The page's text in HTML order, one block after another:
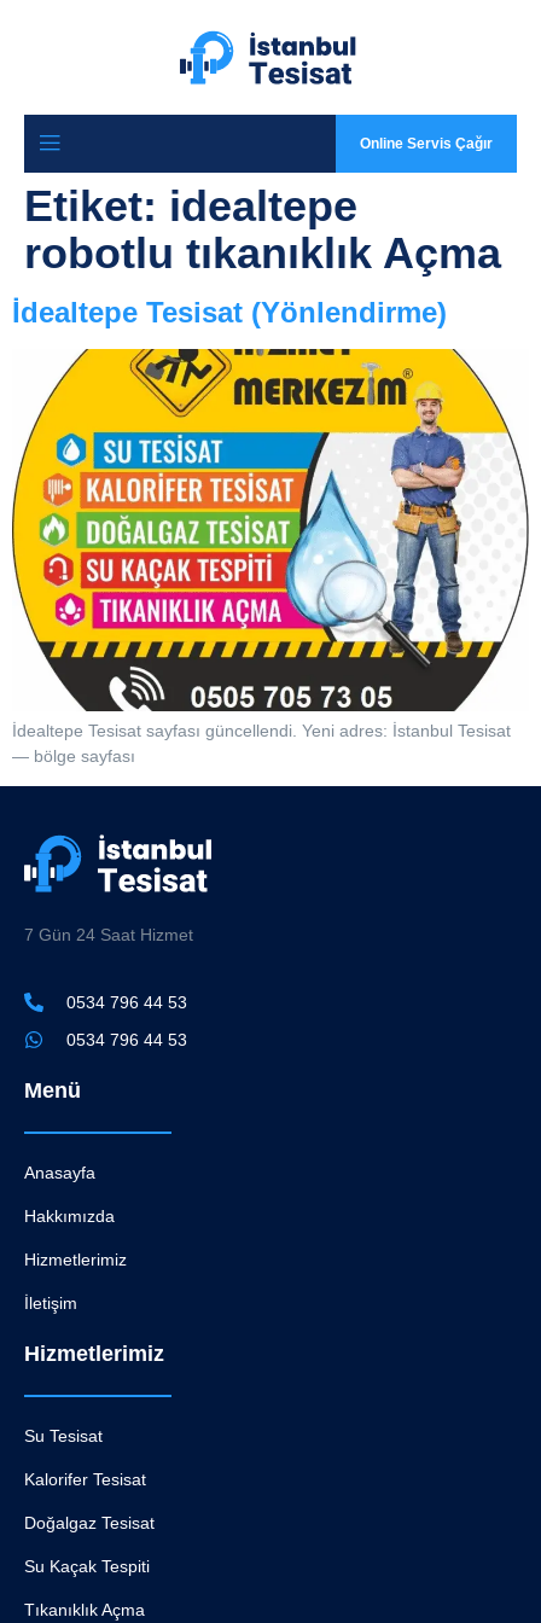
Online Servis Çağır
Etiket: idealtepe
robotlu tıkanıklık Açma
İdealtepe Tesisat (Yönlendirme)
İdealtepe Tesisat sayfası güncellendi. Yeni adres: İstanbul Tesisat
— bölge sayfası
7 Gün 24 Saat Hizmet
0534 796 44 53
0534 796 44 53
Menü
Anasayfa
Hakkımızda
Hizmetlerimiz
İletişim
Hizmetlerimiz
Su Tesisat
Kalorifer Tesisat
Doğalgaz Tesisat
Su Kaçak Tespiti
Tıkanıklık Açma